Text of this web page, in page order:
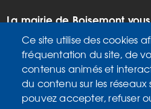
La mairie de Boisemont vous
accueille :
Mardi, vendredi de 9h à
14h à 17h
Mercredi de 14h à 17h
Samedi de 9h à 12h
Ce site utilise des cookies
fréquentation du site, de
contenus animés et
du contenu sur les réseaux
pouvez accepter, refuser